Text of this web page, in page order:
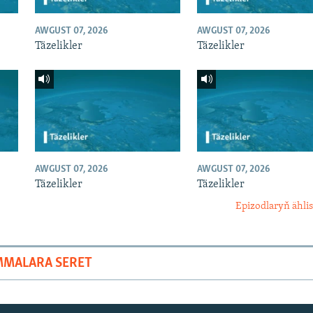
AWGUST 07, 2026
Täzelikler
AWGUST 07, 2026
Täzelikler
AWGUST 07, 2026
Täzelikler
AWGUST 07, 2026
Täzelikler
Epizodlaryň
SERET